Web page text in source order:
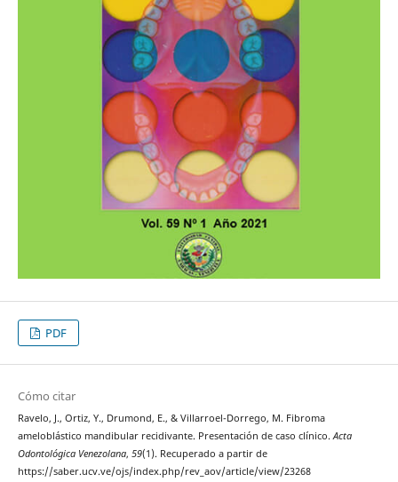
PDF
Cómo citar
Ravelo, J., Ortiz, Y., Drumond, E., & Villarroel-Dorrego, M. Fibroma
ameloblástico mandibular recidivante. Presentación de caso clínico. Acta
Odontológica Venezolana, 59(1). Recuperado a partir de
https://saber.ucv.ve/ojs/index.php/rev_aov/article/view/23268